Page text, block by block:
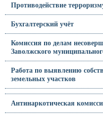
Противодействие
Бухгалтерский учёт
Комиссия по делам
Заволжского
Работа по выявлению
земельных участков
Антинаркотическая